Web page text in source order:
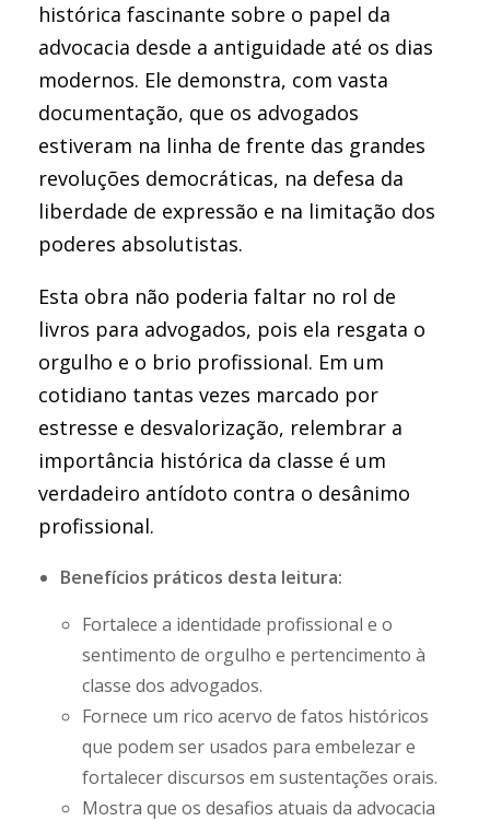
histórica fascinante sobre o papel da
advocacia desde a antiguidade até os dias
modernos. Ele demonstra, com vasta
documentação, que os advogados
estiveram na linha de frente das grandes
revoluções democráticas, na defesa da
liberdade de expressão e na limitação dos
poderes absolutistas.
Esta obra não poderia faltar no rol de
livros para advogados, pois ela resgata o
orgulho e o brio profissional. Em um
cotidiano tantas vezes marcado por
estresse e desvalorização, relembrar a
importância histórica da classe é um
verdadeiro antídoto contra o desânimo
profissional.
Benefícios práticos desta leitura:
Fortalece a identidade profissional e o
sentimento de orgulho e pertencimento à
classe dos advogados.
Fornece um rico acervo de fatos históricos
que podem ser usados para embelezar e
fortalecer discursos em sustentações orais.
Mostra que os desafios atuais da advocacia